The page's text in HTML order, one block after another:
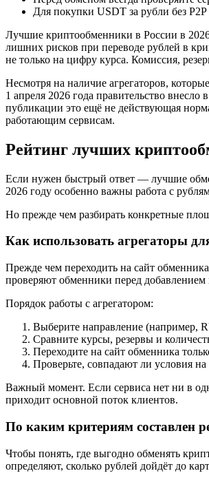
Для покупки USDT за рубли без
Лучшие криптообменники в России в
лишних рисков при переводе рублей в
не только на цифру курса. Комиссия,
Несмотря на наличие агрегаторов,
1 апреля 2026 года правительство
публикации это ещё не действующая
работающим сервисам.
Рейтинг лучших
Если нужен быстрый ответ — лучшие
2026 году особенно важны работа с
Но прежде чем разбирать конкретные
Как использовать агрегаторы
Прежде чем переходить на сайт
проверяют обменники перед
Порядок работы с агрегатором:
Выберите направление (например,
Сравните курсы, резервы и
Переходите на сайт обменника
Проверьте, совпадают ли условия
Важный момент. Если сервиса нет ни в
приходит основной поток клиентов.
По каким критериям составлен
Чтобы понять, где выгодно обменять
определяют, сколько рублей дойдёт до